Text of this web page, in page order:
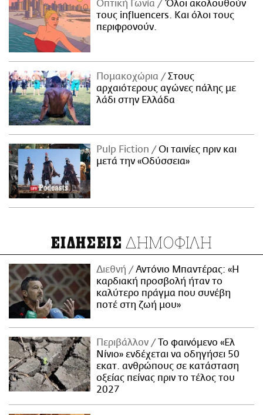
Οπτική Γωνία
Όλοι ακολουθούν
τους influencers. Και όλοι τους
περιφρονούν.
Πομακοχώρια
Στους
αρχαιότερους αγώνες πάλης με
λάδι στην Ελλάδα
Pulp Fiction
Οι ταινίες πριν και
μετά την «Οδύσσεια»
ΕΙΔΗΣΕΙΣ ΔΗΜΟΦΙΛΗ
Διεθνή
Αντόνιο Μπαντέρας: «Η
καρδιακή προσβολή ήταν το
καλύτερο πράγμα που συνέβη
ποτέ στη ζωή μου»
Περιβάλλον
Το φαινόμενο «Ελ
Νίνιο» ενδέχεται να οδηγήσει 50
εκατ. ανθρώπους σε κατάσταση
οξείας πείνας πριν το τέλος του
2027